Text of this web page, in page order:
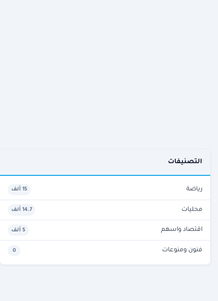
التصنيفات
رياضة 15 ألف
محليات 14.7 ألف
اقتصاد واسهم 5 ألف
فنون ومنوعات 0